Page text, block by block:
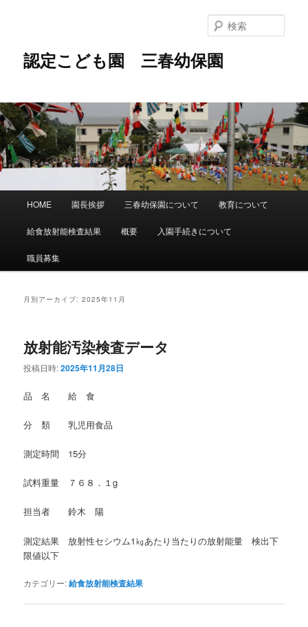
ツ
へ
移
動
へ
移
動
認定こども園 三春幼保園
索
ュ
HOME 園長挨拶 三春幼保園について 教育について
給食放射能検査結果 概要 入園手続きについて
職員募集
月別アーカイブ:2025年11月
放射能汚染検査データ
投稿日時:2025年11月28日
品 名 給 食
分 類 乳児用食品
測定時間 15分
試料重量 ７６８．１g
担当者 鈴木 陽
測定結果 放射性セシウム1㎏あたり当たりの放射能量 検出下
限値以下
カテゴリー:給食放射能検査結果